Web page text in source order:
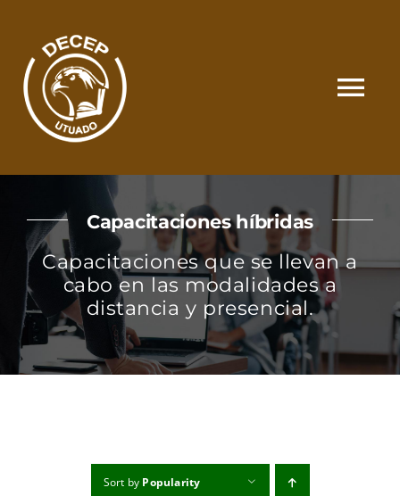
content
SOMOS
CATÁLOGO
MATRÍCULA Y PAGOS
CONTACTO
Capacitaciones híbridas
Capacitaciones que se llevan a
cabo en las modalidades a
distancia y presencial.
Sort by Popularity